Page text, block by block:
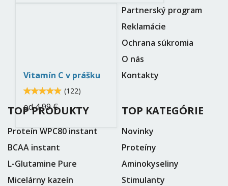
Vitamín C v prášku
4.901644.9
(122)
od4,99 €
Partnerský program
Reklamácie
Ochrana súkromia
O nás
Kontakty
TOP PRODUKTY
Proteín WPC80 instant
BCAA instant
L-Glutamine Pure
Micelárny kazeín
TOP KATEGÓRIE
Novinky
Proteíny
Aminokyseliny
Stimulanty